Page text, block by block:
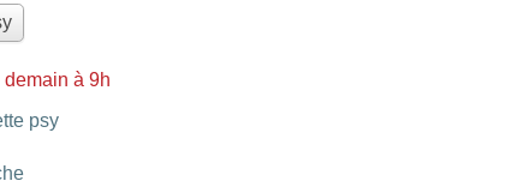
demain à 9h
psy